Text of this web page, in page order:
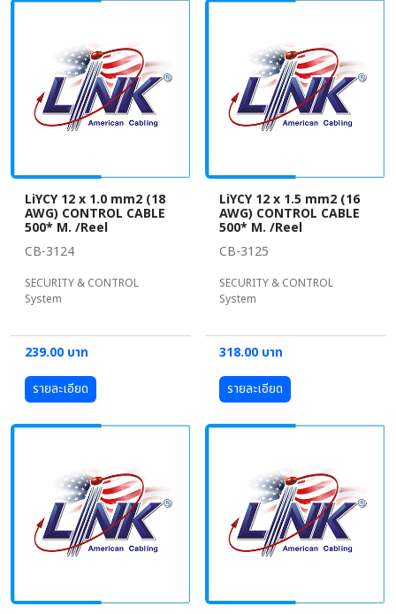
LiYCY 12 x 1.0 mm2 (18
AWG) CONTROL CABLE
500* M. /Reel
CB-3124
SECURITY & CONTROL
System
239.00 บาท
รายละเอียด
LiYCY 12 x 1.5 mm2 (16
AWG) CONTROL CABLE
500* M. /Reel
CB-3125
SECURITY & CONTROL
System
318.00 บาท
รายละเอียด